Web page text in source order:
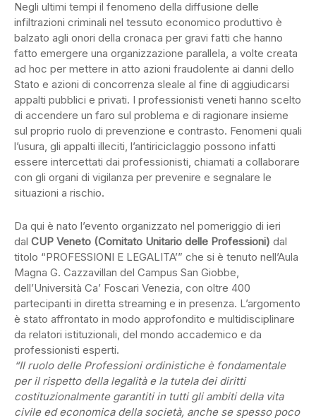
Negli ultimi tempi il fenomeno della diffusione delle
infiltrazioni criminali nel tessuto economico produttivo è
balzato agli onori della cronaca per gravi fatti che hanno
fatto emergere una organizzazione parallela, a volte creata
ad hoc per mettere in atto azioni fraudolente ai danni dello
Stato e azioni di concorrenza sleale al fine di aggiudicarsi
appalti pubblici e privati. I professionisti veneti hanno scelto
di accendere un faro sul problema e di ragionare insieme
sul proprio ruolo di prevenzione e contrasto. Fenomeni quali
l’usura, gli appalti illeciti, l’antiriciclaggio possono infatti
essere intercettati dai professionisti, chiamati a collaborare
con gli organi di vigilanza per prevenire e segnalare le
situazioni a rischio.
Da qui è nato l’evento organizzato nel pomeriggio di ieri
dal CUP Veneto (Comitato Unitario delle Professioni) dal
titolo “PROFESSIONI E LEGALITA’” che si è tenuto nell’Aula
Magna G. Cazzavillan del Campus San Giobbe,
dell’Università Ca’ Foscari Venezia, con oltre 400
partecipanti in diretta streaming e in presenza. L’argomento
è stato affrontato in modo approfondito e multidisciplinare
da relatori istituzionali, del mondo accademico e da
professionisti esperti.
“Il ruolo delle Professioni ordinistiche è fondamentale
per il rispetto della legalità e la tutela dei diritti
costituzionalmente garantiti in tutti gli ambiti della vita
civile ed economica della società, anche se spesso poco